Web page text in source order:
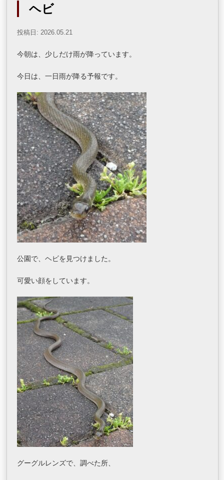
ヘビ
投稿日: 2026.05.21
今朝は、少しだけ雨が降っています。
今日は、一日雨が降る予報です。
公園で、ヘビを見つけました。
可愛い顔をしています。
グーグルレンズで、調べた所、